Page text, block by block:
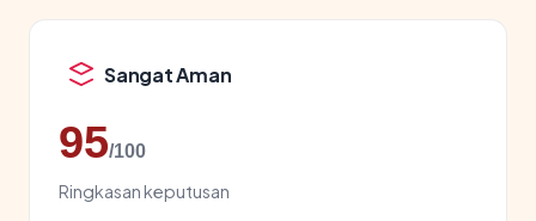
Sangat Aman
95/100
Ringkasan keputusan